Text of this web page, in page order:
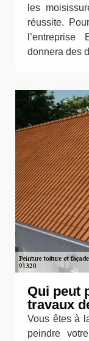
les
réussite.
donnera des
Qui peut
travaux
Vous êtes à
peindre